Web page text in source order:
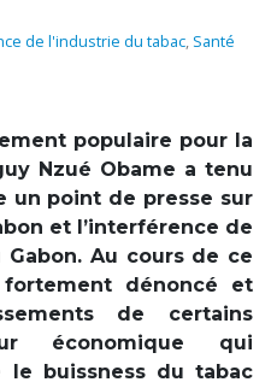
de l'industrie du tabac, Santé
populaire pour la
Nzué Obame a tenu
un point de presse sur
et l’interférence de
Au cours de ce
dénoncé et
de certains
économique qui
le buissness du tabac